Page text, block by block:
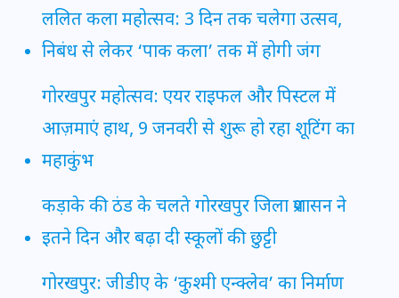
ललित कला महोत्सव: 3 दिन तक चलेगा उत्सव,
निबंध से लेकर ‘पाक कला’ तक में होगी जंग
गोरखपुर महोत्सव: एयर राइफल और पिस्टल में
आज़माएं हाथ, 9 जनवरी से शुरू हो रहा शूटिंग का
महाकुंभ
कड़ाके की ठंड के चलते गोरखपुर जिला प्रशासन ने
इतने दिन और बढ़ा दी स्कूलों की छुट्टी
गोरखपुर: जीडीए के ‘कुश्मी एन्क्लेव’ का निर्माण